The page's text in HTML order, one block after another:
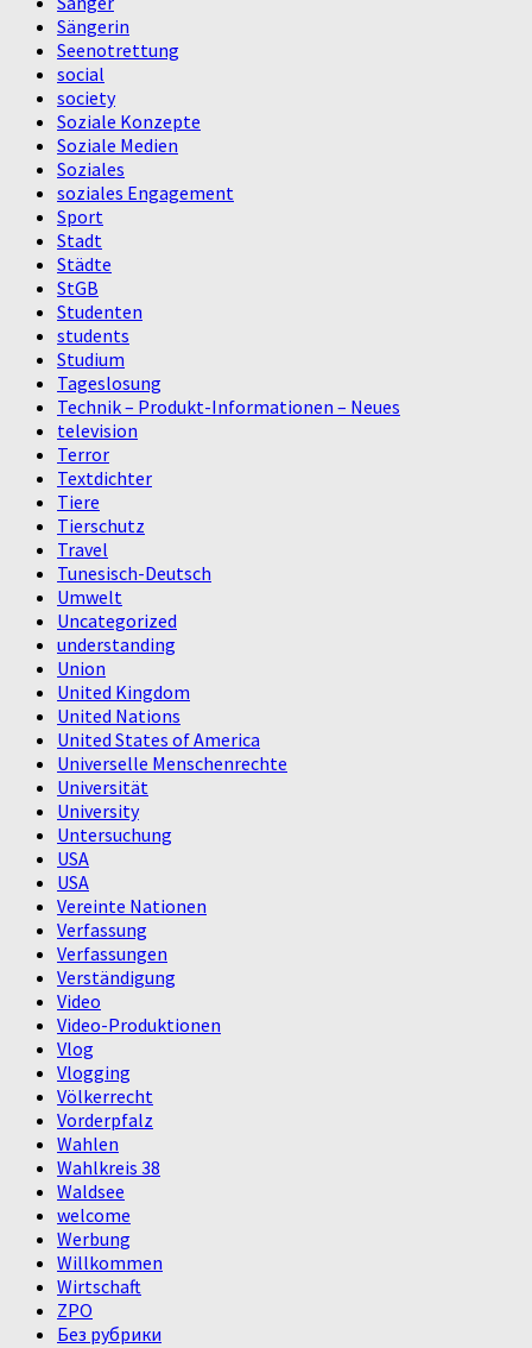
Sängerin
Seenotrettung
social
society
Soziale Konzepte
Soziale Medien
Soziales
soziales Engagement
Sport
Stadt
Städte
StGB
Studenten
students
Studium
Tageslosung
Technik – Produkt-Informationen – Neues
television
Terror
Textdichter
Tiere
Tierschutz
Travel
Tunesisch-Deutsch
Umwelt
Uncategorized
understanding
Union
United Kingdom
United Nations
United States of America
Universelle Menschenrechte
Universität
University
Untersuchung
USA
USA
Vereinte Nationen
Verfassung
Verfassungen
Verständigung
Video
Video-Produktionen
Vlog
Vlogging
Völkerrecht
Vorderpfalz
Wahlen
Wahlkreis 38
Waldsee
welcome
Werbung
Willkommen
Wirtschaft
ZPO
Без рубрики